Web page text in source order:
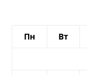
Пн Вт